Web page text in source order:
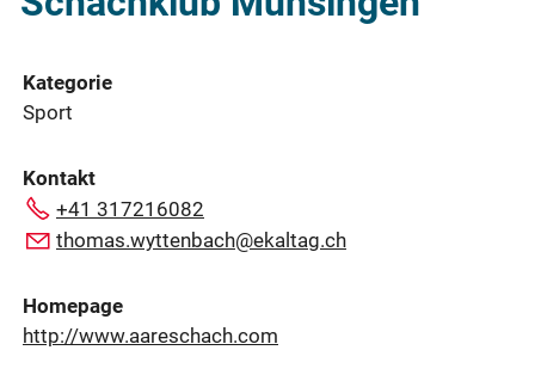
Kategorie
Sport
Kontakt
+41 317216082
thomas.wyttenbach@ekaltag.ch
Homepage
http://www.aareschach.com